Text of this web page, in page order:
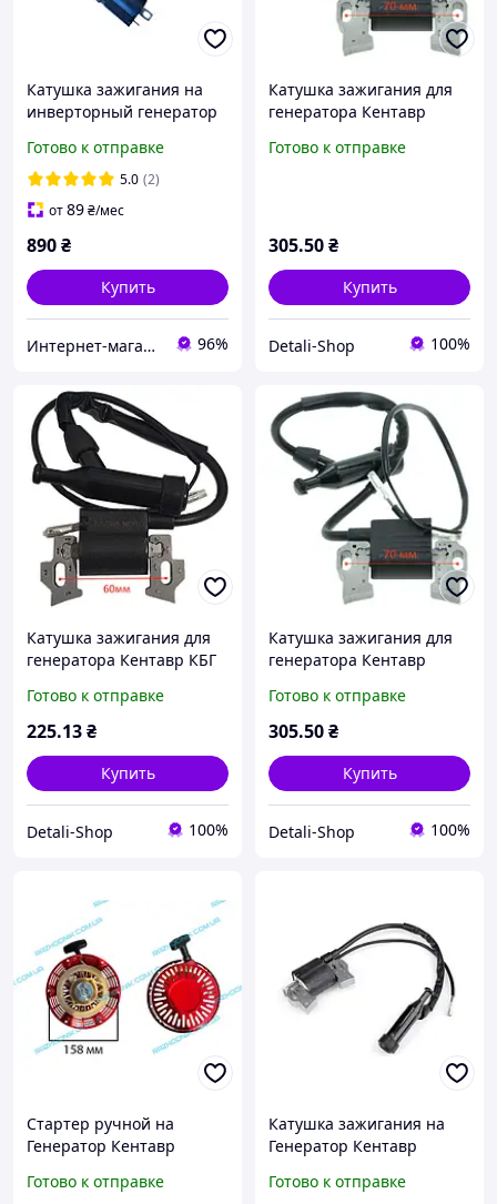
Катушка зажигания на
инверторный генератор
Готово к отправке
5.0 (2)
от89₴/мес
890₴
Купить
Интернет-магазин "Mr.Tools" 96%
Катушка зажигания для
генератора Кентавр
Готово к отправке
305.50₴
Купить
Detali-Shop 100%
Катушка зажигания для
генератора Кентавр КБГ
Готово к отправке
225.13₴
Купить
Detali-Shop 100%
Катушка зажигания для
генератора Кентавр
Готово к отправке
305.50₴
Купить
Detali-Shop 100%
Стартер ручной на
Генератор Кентавр
Готово к отправке
Катушка зажигания на
Генератор Кентавр
Готово к отправке